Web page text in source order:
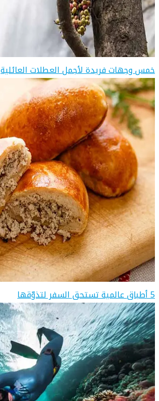
خمس وجهات فريدة لأجمل العطلات العائلية
5 أطباق عالمية تستحق السفر لتذوّقها